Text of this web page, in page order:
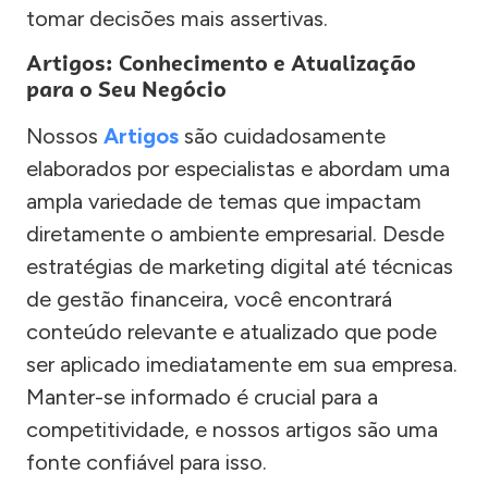
tomar decisões mais assertivas.
Artigos: Conhecimento e Atualização
para o Seu Negócio
Nossos Artigos são cuidadosamente
elaborados por especialistas e abordam uma
ampla variedade de temas que impactam
diretamente o ambiente empresarial. Desde
estratégias de marketing digital até técnicas
de gestão financeira, você encontrará
conteúdo relevante e atualizado que pode
ser aplicado imediatamente em sua empresa.
Manter-se informado é crucial para a
competitividade, e nossos artigos são uma
fonte confiável para isso.